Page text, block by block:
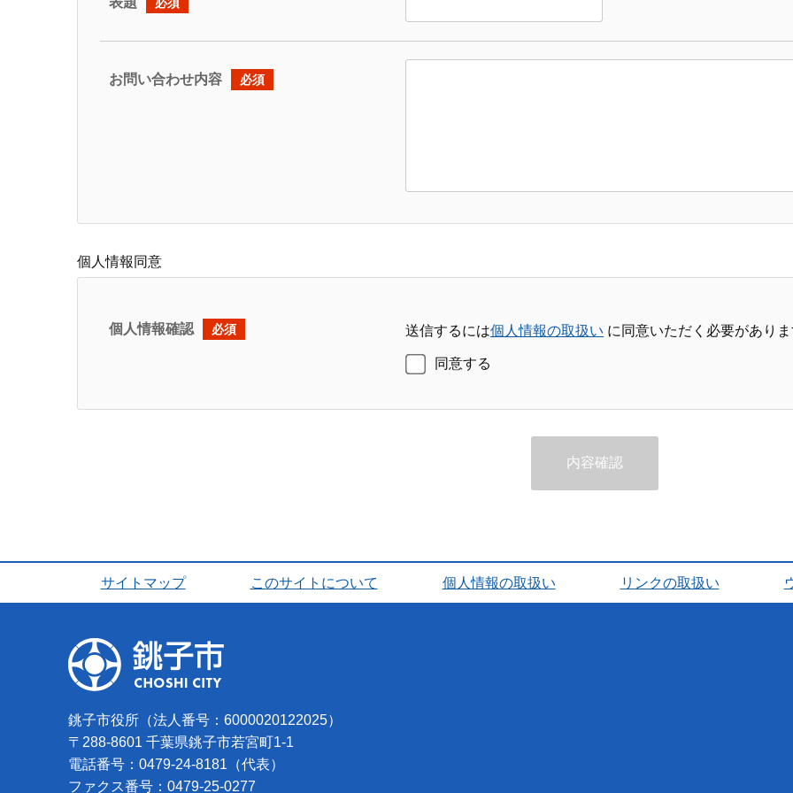
お問い合わせ内容 必須
個人情報同意
個人情報確認 必須 送信するには個人情報の取扱い に同意いただく必要があり
同意する
内容確認
サイトマップ このサイトについて 個人情報の取扱い リンクの取扱い
銚子市役所（法人番号：6000020122025）
〒288-8601 千葉県銚子市若宮町1-1
電話番号：0479-24-8181（代表）
ファクス番号：0479-25-0277